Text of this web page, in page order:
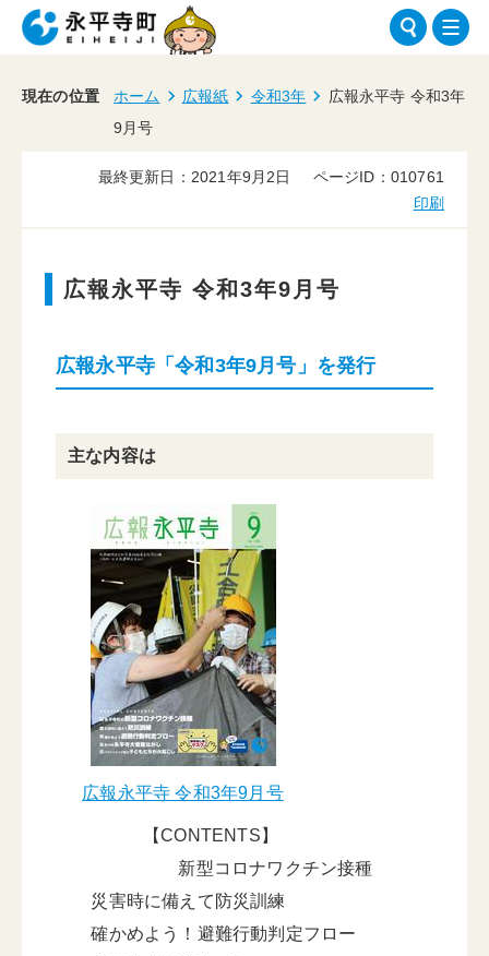
現在の位置 ホーム 広報紙 令和3年
広報永平寺 令和3年
9月号
最終更新日：2021年9月2日
ページID：010761
印刷
広報永平寺 令和3年9月号
広報永平寺「令和3年9月号」を発行
主な内容は
広報永平寺 令和3年9月号
【CONTENTS】
新型コロナワクチン接種
災害時に備えて防災訓練
確かめよう！避難行動判定フロー